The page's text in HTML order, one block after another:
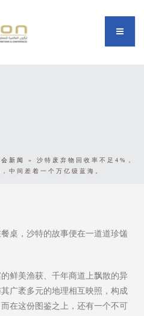
会新闻 » 沙特废弃物回收率不足4%，
中间差着一个万亿级蓝海。
桌，沙特的故事便在一道道珍馐
鲜美渔获、千年商道上飘散的异
广袤多元的地理相互映照，构成
在这份图鉴之上，还有一个不可